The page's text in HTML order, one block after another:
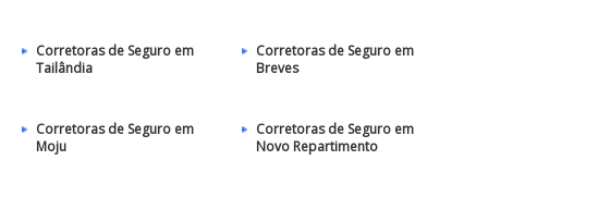
Corretoras de Seguro em
Tailândia
Corretoras de Seguro em
Breves
Corretoras de Seguro em
Moju
Corretoras de Seguro em
Novo Repartimento